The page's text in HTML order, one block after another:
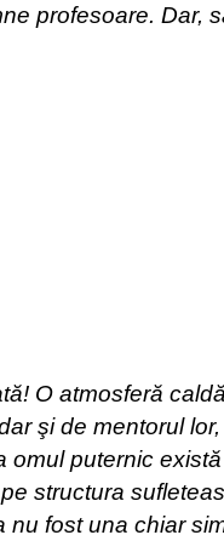
profesoare. Dar,
O atmosferă
şi de mentorul
omul puternic
structura
nu fost una chiar